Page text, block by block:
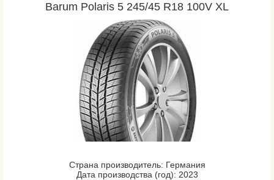
Barum Polaris 5 245/45 R18 100V XL
Страна производитель: Германия
Дата производства (год): 2023